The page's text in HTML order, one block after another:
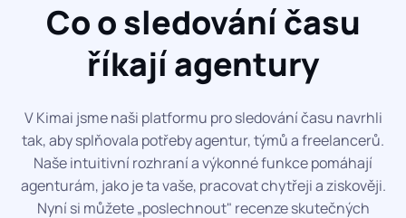
Co o sledování času
říkají agentury
V Kimai jsme naši platformu pro sledování času navrhli
tak, aby splňovala potřeby agentur, týmů a freelancerů.
Naše intuitivní rozhraní a výkonné funkce pomáhají
agenturám, jako je ta vaše, pracovat chytřeji a ziskověji.
Nyní si můžete „poslechnout" recenze skutečných